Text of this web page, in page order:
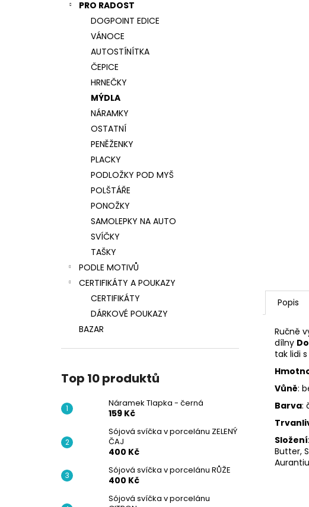
PRO RADOST
DOGPOINT EDICE
VÁNOCE
AUTOSTÍNÍTKA
ČEPICE
HRNEČKY
MÝDLA
NÁRAMKY
OSTATNÍ
PENĚŽENKY
PLACKY
PODLOŽKY POD MYŠ
POLŠTÁŘE
PONOŽKY
SAMOLEPKY NA AUTO
SVÍČKY
TAŠKY
PODLE MOTIVŮ
CERTIFIKÁTY A POUKAZY
CERTIFIKÁTY
DÁRKOVÉ POUKAZY
BAZAR
Top 10 produktů
Náramek Tlapka - černá
159 Kč
Sójová svíčka v porcelánu ZELENÝ
ČAJ
400 Kč
Sójová svíčka v porcelánu RŮŽE
400 Kč
Sójová svíčka v porcelánu
Popis
Ručně
dílny
tak lidi
Vůně:
Barva:
Složení:
Butter,
NÁRAMEK TLAPKA - ČERNÁ
159 Kč